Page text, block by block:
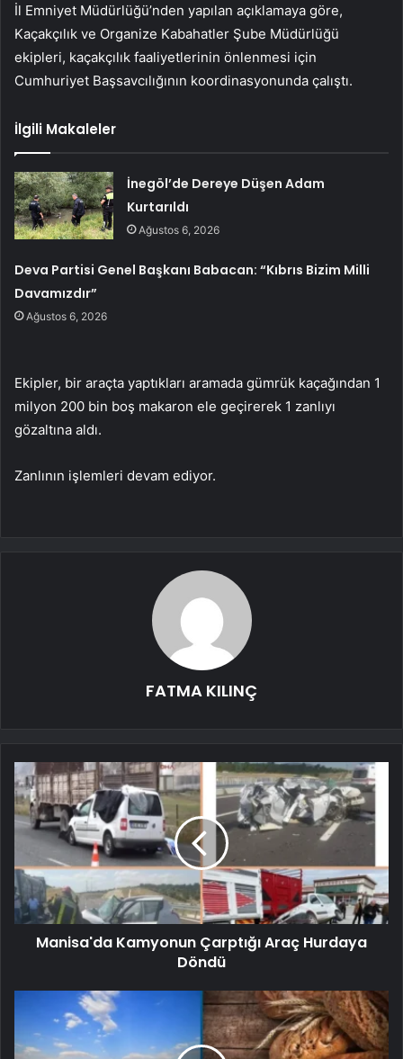
İl Emniyet Müdürlüğü’nden yapılan açıklamaya göre,
Kaçakçılık ve Organize Kabahatler Şube Müdürlüğü
ekipleri, kaçakçılık faaliyetlerinin önlenmesi için
Cumhuriyet Başsavcılığının koordinasyonunda çalıştı.
İlgili Makaleler
İnegöl’de Dereye Düşen Adam
Kurtarıldı
Ağustos 6, 2026
Deva Partisi Genel Başkanı Babacan: “Kıbrıs Bizim Milli
Davamızdır”
Ağustos 6, 2026
Ekipler, bir araçta yaptıkları aramada gümrük kaçağından 1
milyon 200 bin boş makaron ele geçirerek 1 zanlıyı
gözaltına aldı.
Zanlının işlemleri devam ediyor.
FATMA KILINÇ
Manisa'da Kamyonun Çarptığı Araç Hurdaya
Döndü